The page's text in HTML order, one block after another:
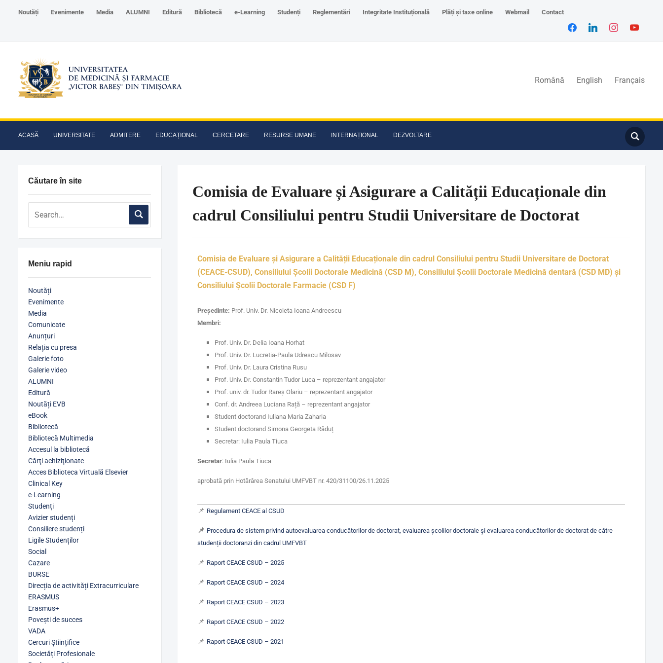
Noutăți Evenimente Media ALUMNI Editură Bibliotecă e-Learning Studenți Reglementări Integritate Instituțională Plăți și taxe online Webmail Contact
Română English Français
ACASĂ UNIVERSITATE ADMITERE EDUCAȚIONAL CERCETARE RESURSE UMANE INTERNAȚIONAL DEZVOLTARE
Căutare în site
Meniu rapid
Noutăți
Evenimente
Media
Comunicate
Anunțuri
Relația cu presa
Galerie foto
Galerie video
ALUMNI
Editură
Noutăți EVB
eBook
Bibliotecă
Bibliotecă Multimedia
Accesul la bibliotecă
Cărţi achiziţionate
Acces Biblioteca Virtuală Elsevier
Clinical Key
e-Learning
Studenți
Avizier studenți
Consiliere studenți
Ligile Studenților
Social
Cazare
BURSE
Direcția de activități Extracurriculare
ERASMUS
Erasmus+
Povești de succes
VADA
Cercuri Științifice
Societăți Profesionale
Comisia de Evaluare și Asigurare a Calității Educaționale din
cadrul Consiliului pentru Studii Universitare de Doctorat
Comisia de Evaluare și Asigurare a Calității Educaționale din cadrul Consiliului pentru Studii Universitare de Doctorat
(CEACE-CSUD), Consiliului Școlii Doctorale Medicină (CSD M), Consiliului Școlii Doctorale Medicină dentară (CSD MD) și
Consiliului Școlii Doctorale Farmacie (CSD F)
Președinte: Prof. Univ. Dr. Nicoleta Ioana Andreescu
Membri:
Prof. Univ. Dr. Delia Ioana Horhat
Prof. Univ. Dr. Lucretia-Paula Udrescu Milosav
Prof. Univ. Dr. Laura Cristina Rusu
Prof. Univ. Dr. Constantin Tudor Luca – reprezentant angajator
Prof. univ. dr. Tudor Rareș Olariu – reprezentant angajator
Conf. dr. Andreea Luciana Rață – reprezentant angajator
Student doctorand Iuliana Maria Zaharia
Student doctorand Simona Georgeta Răduț
Secretar: Iulia Paula Tiuca
Secretar: Iulia Paula Tiuca
aprobată prin Hotărârea Senatului UMFVBT nr. 420/31100/26.11.2025
📌 Regulament CEACE al CSUD
📌 Procedura de sistem privind autoevaluarea conducătorilor de doctorat, evaluarea școlilor doctorale și evaluarea conducătorilor de doctorat de către
studenții doctoranzi din cadrul UMFVBT
📌 Raport CEACE CSUD – 2025
📌 Raport CEACE CSUD – 2024
📌 Raport CEACE CSUD – 2023
📌 Raport CEACE CSUD – 2022
📌 Raport CEACE CSUD – 2021